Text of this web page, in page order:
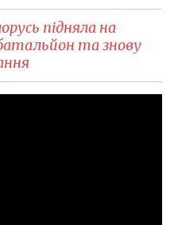
підняла на
та знову